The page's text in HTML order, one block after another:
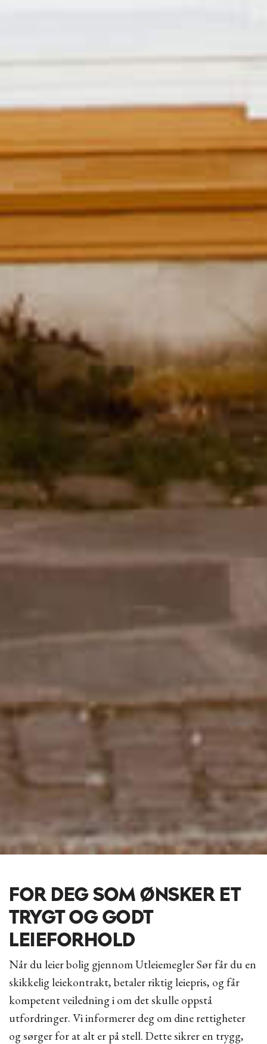
FOR DEG SOM ØNSKER ET
TRYGT OG GODT
LEIEFORHOLD
Når du leier bolig gjennom Utleiemegler Sør får du en
skikkelig leiekontrakt, betaler riktig leiepris, og får
kompetent veiledning i om det skulle oppstå
utfordringer. Vi informerer deg om dine rettigheter
og sørger for at alt er på stell. Dette sikrer en trygg,